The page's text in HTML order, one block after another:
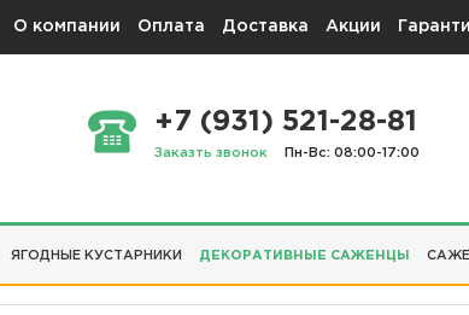
О компании Оплата Доставка Акции
+7 (931) 521-28-81
Заказть звонок Пн-Вс: 08:00-17:00
ЯГОДНЫЕ КУСТАРНИКИ ДЕКОРАТИВНЫЕ САЖЕНЦЫ